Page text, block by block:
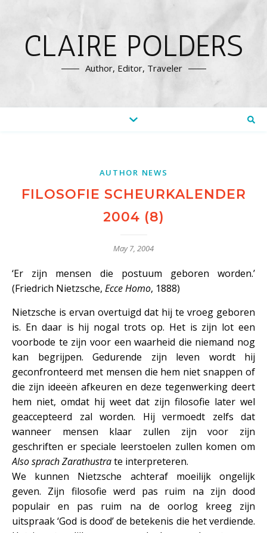
CLAIRE POLDERS
Author, Editor, Traveler
AUTHOR NEWS
FILOSOFIE SCHEURKALENDER
2004 (8)
May 7, 2004
‘Er zijn mensen die postuum geboren worden.’
(Friedrich Nietzsche, Ecce Homo, 1888)
Nietzsche is ervan overtuigd dat hij te vroeg geboren
is. En daar is hij nogal trots op. Het is zijn lot een
voorbode te zijn voor een waarheid die niemand nog
kan begrijpen. Gedurende zijn leven wordt hij
geconfronteerd met mensen die hem niet snappen of
die zijn ideeën afkeuren en deze tegenwerking deert
hem niet, omdat hij weet dat zijn filosofie later wel
geaccepteerd zal worden. Hij vermoedt zelfs dat
wanneer mensen klaar zullen zijn voor zijn
geschriften er speciale leerstoelen zullen komen om
Also sprach Zarathustrate interpreteren.
We kunnen Nietzsche achteraf moeilijk ongelijk
geven. Zijn filosofie werd pas ruim na zijn dood
populair en pas ruim na de oorlog kreeg zijn
uitspraak ‘God is dood’ de betekenis die het verdiende.